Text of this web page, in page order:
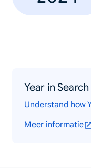
Year in
Understand how
Meer informatie